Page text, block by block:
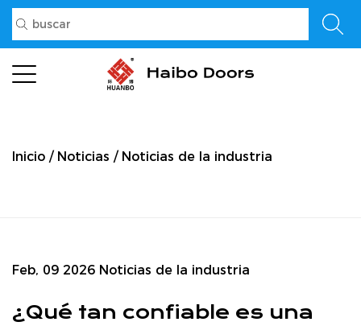
Inicio / Noticias / Noticias de la industria
Feb, 09 2026 Noticias de la industria
¿Qué tan confiable es una